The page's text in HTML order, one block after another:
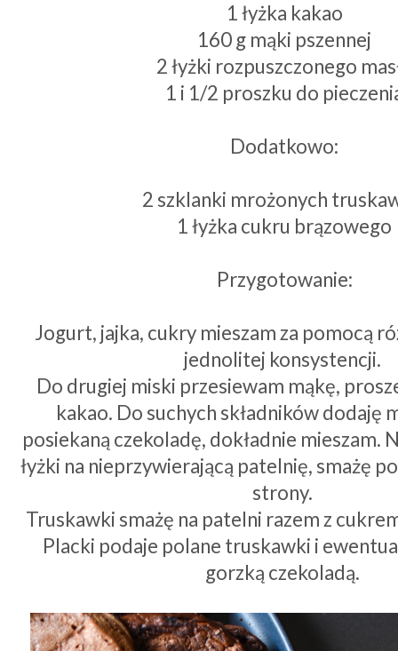
1 łyżka kakao
160 g mąki pszennej
2 łyżki rozpuszczonego
1 i 1/2 proszku do
Dodatkowo:
2 szklanki mrożonych
1 łyżka cukru brązowego
Przygotowanie:
Jogurt, jajka, cukry mieszam za pomocą
jednolitej konsystencji.
Do drugiej miski przesiewam mąkę,
kakao. Do suchych składników dodaję
posiekaną czekoladę, dokładnie mieszam.
łyżki na nieprzywierającą patelnię, smażę
strony.
Truskawki smażę na patelni razem z
Placki podaje polane truskawki i
gorzką czekoladą.